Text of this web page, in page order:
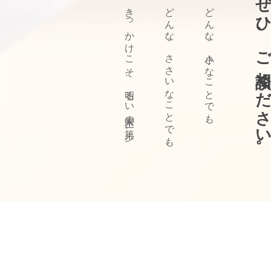
ぜひ、ご相
どんな、小さなことでも、
どんな、ささいなことでも、
きっかけこそ、明るい未来の第一歩。